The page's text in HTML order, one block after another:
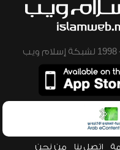
اتصل بنا من نحن